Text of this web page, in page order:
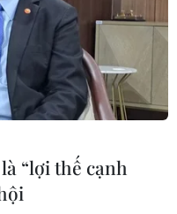
“lợi thế cạnh